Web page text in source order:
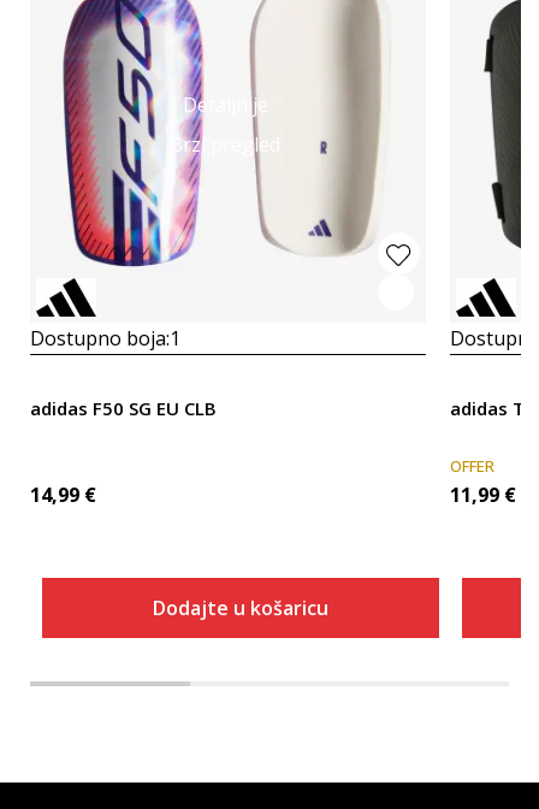
Detaljnije
Brzi pregled
Dostupno boja:1
adidas F50 SG EU CLB
14,99 €
Dodajte u košaricu
adidas
OFFER
11,99 €